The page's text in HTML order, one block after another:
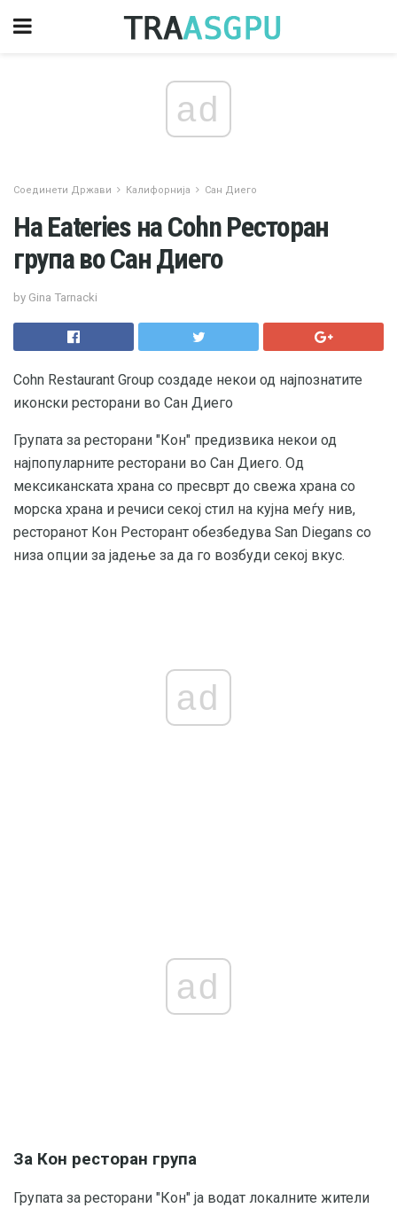
ad
Соединети Држави Калифорнија Сан Диего
На Eateries на Cohn Ресторан
група во Сан Диего
by Gina Tarnacki
Cohn Restaurant Group создаде некои од најпознатите
иконски ресторани во Сан Диего
Групата за ресторани "Кон" предизвика некои од
најпопуларните ресторани во Сан Диего. Од
мексиканската храна со пресврт до свежа храна со
морска храна и речиси секој стил на кујна меѓу нив,
ресторанот Кон Ресторант обезбедува San Diegans со
низа опции за јадење за да го возбуди секој вкус.
ad
ad
За Кон ресторан група
Групата за ресторани "Кон" ја водат локалните жители